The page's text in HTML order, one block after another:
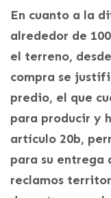
En cuanto a la
alrededor de
el terreno,
compra se
predio, el que
para producir y
artículo 20b,
para su entrega
reclamos